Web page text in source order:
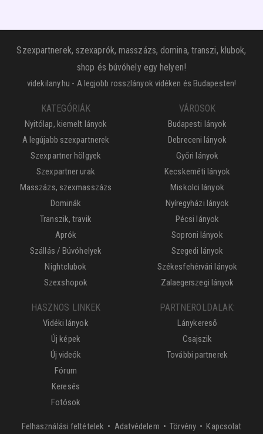
Szexpartnerek, szexaprók, masszázs, domina, transzi, klubok,
shop és búvóhely egy helyen!
videkilany.hu - A legjobb rosszlányok vidéken és Budapesten!
KATEGÓRIÁK
Nyitólap, kiemelt lányok
A legújabb szexpartnerek
Szexpartner hölgyek
Szexpartner urak
Masszázs, szexmasszázs
Dominák
Transzik, travik
Aprók
Szállás / Búvóhelyek
Nightclubok
Szexshopok
VÁROSOK
Budapesti lányok
Debreceni lányok
Győri lányok
Kecskeméti lányok
Miskolci lányok
Nyíregyházi lányok
Pécsi lányok
Soproni lányok
Szegedi lányok
Székesfehérvári lányok
Zalaegerszegi lányok
HASZNOS LINKEK
Vidéki lányok
Új képek
Új videók
Fórum
Keresés
Fotósok
PARTNEROLDALAK:
Lánykereső
Csajszik
További partnerek
Felhasználási feltételek • Adatvédelem • Törvény • Kapcsolat